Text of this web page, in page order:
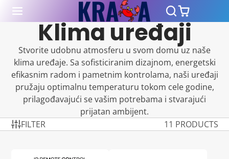
Klima uređaji
Stvorite udobnu atmosferu u svom domu uz naše
klima uređaje. Sa sofisticiranim dizajnom, energetski
efikasnim radom i pametnim kontrolama, naši uređaji
pružaju optimalnu temperaturu tokom cele godine,
prilagođavajući se vašim potrebama i stvarajući
prijatan ambijent.
FILTER
11 PRODUCTS